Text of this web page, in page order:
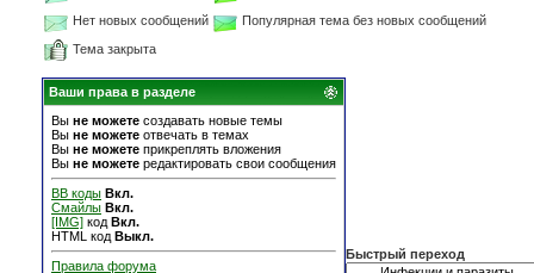
Нет новых сообщений
Популярная тема без новых сообщений
Тема закрыта
Ваши права в разделе
Вы не можете создавать новые темы
Вы не можете отвечать в темах
Вы не можете прикреплять вложения
Вы не можете редактировать свои сообщения
BB коды Вкл.
Смайлы Вкл.
[IMG] код Вкл.
HTML код Выкл.
Правила форума
Быстрый переход